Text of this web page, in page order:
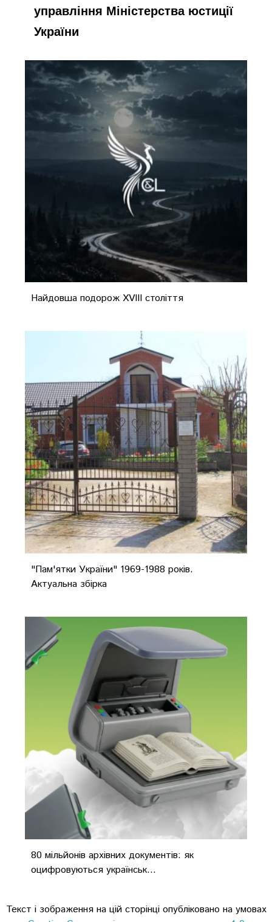
управління Міністерства юстиції
України
Найдовша подорож XVIII століття
"Пам'ятки України" 1969-1988 років.
Актуальна збірка
80 мільйонів архівних документів: як
оцифровуються українськ...
Текст і зображення на цій сторінці опубліковано на умовах